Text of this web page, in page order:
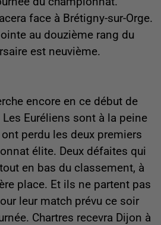
face à Brétigny-sur-Orge.
au douzième rang du
est neuvième.
encore en ce début de
Euréliens sont à la peine
perdu les deux premiers
élite. Deux défaites qui
en bas du classement, à
place. Et ils ne partent pas
leur match prévu ce soir
Chartres recevra Dijon à